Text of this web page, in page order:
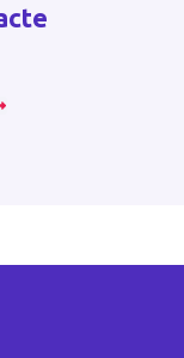
LIRE L’ARTICLE